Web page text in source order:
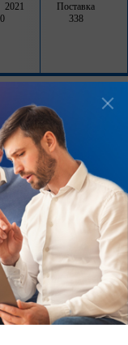
Поставка
338
2021
СМР